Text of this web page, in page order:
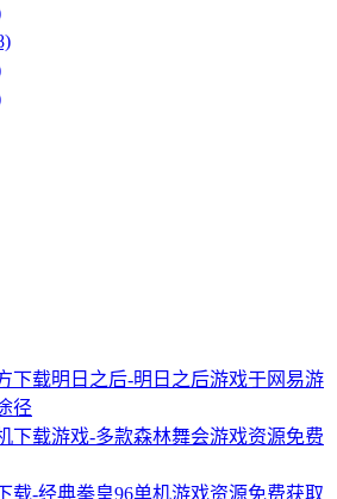
下载明日之后-明日之后游戏于网易游
径
下载游戏-多款森林舞会游戏资源免费
载-经典拳皇96单机游戏资源免费获取